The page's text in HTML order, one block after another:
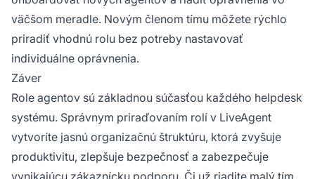
väčšom meradle. Novým členom tímu môžete rýchlo
priradiť vhodnú rolu bez potreby nastavovať
individuálne oprávnenia.
Záver
Role agentov sú základnou súčasťou každého helpdesk
systému. Správnym priraďovaním rolí v LiveAgent
vytvoríte jasnú organizačnú štruktúru, ktorá zvyšuje
produktivitu, zlepšuje bezpečnosť a zabezpečuje
vynikajúcu zákaznícku podporu. Či už riadite malý tím